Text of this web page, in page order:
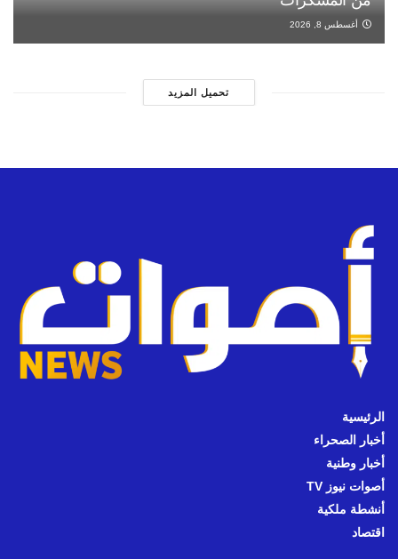
أغسطس 8, 2026
تحميل المزيد
الرئيسية
أخبار الصحراء
أخبار وطنية
أصوات نيوز TV
أنشطة ملكية
اقتصاد